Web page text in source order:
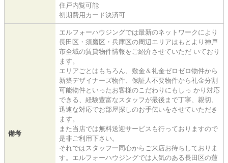
住戸内覧可能
初期費用カード決済可
備考
エルフォーハウジングでは最新のネットワークにより
長田区・須磨区・兵庫区の周辺エリアはもとより神戸
市全域の賃貸物件情報をご紹介させていただ いており
ます。
エリアごとはもちろん、敷金＆礼金ゼロゼロ物件から
新築デザイナーズ物件、保証人不要物件から礼金分割
可能物件といったお客様のこだわりにもしっ かり対応
できる、経験豊富なスタッフが最後まで丁寧、親切、
迅速な対応でお部屋探しのお手伝いをさせていただき
ます。
また当店では無料送迎サービスも行っておりますので
是非ご利用下さい。
それではスタッフ一同心からご来店お待ちしておりま
す。エルフォーハウジングでは人気のある長田区の蓮